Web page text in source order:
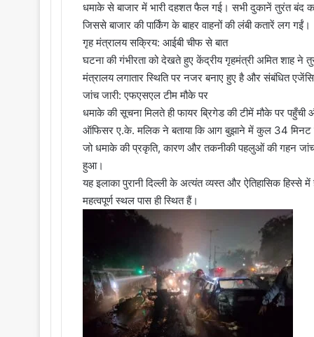
धमाके से बाजार में भारी दहशत फैल गई। सभी दुकानें तुरंत
जिससे बाजार की पार्किंग के बाहर वाहनों की लंबी कतारें लग गईं।
गृह मंत्रालय सक्रिय: आईबी चीफ से बात
घटना की गंभीरता को देखते हुए केंद्रीय गृहमंत्री अमित शाह ने
मंत्रालय लगातार स्थिति पर नजर बनाए हुए है और संबंधित
जांच जारी: एफएसएल टीम मौके पर
धमाके की सूचना मिलते ही फायर ब्रिगेड की टीमें मौके पर
ऑफिसर ए.के. मलिक ने बताया कि आग बुझाने में कुल 34 मिनट
जो धमाके की प्रकृति, कारण और तकनीकी पहलुओं की गहन जांच
हुआ।
यह इलाका पुरानी दिल्ली के अत्यंत व्यस्त और ऐतिहासिक
महत्वपूर्ण स्थल पास ही स्थित हैं।